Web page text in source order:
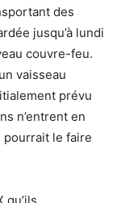
des
jusqu’à lundi
couvre-feu.
vaisseau
prévu
n’entrent en
le faire